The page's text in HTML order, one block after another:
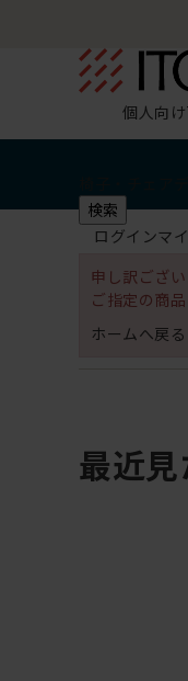
個人向
検索
ログインマ
申し訳ござい
ご指定の商
ホームへ戻る
最近